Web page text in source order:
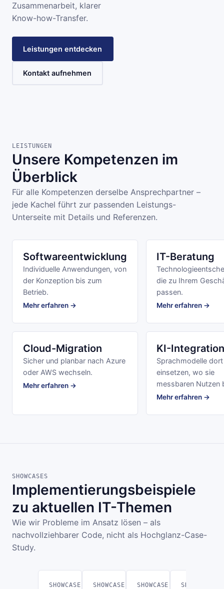
Zusammenarbeit, klarer
Know-how-Transfer.
Leistungen entdecken
Kontakt aufnehmen
LEISTUNGEN
Unsere Kompetenzen im
Überblick
Für alle Kompetenzen derselbe Ansprechpartner –
jede Kachel führt zur passenden Leistungs-
Unterseite mit Details und Referenzen.
Softwareentwicklung
Individuelle Anwendungen, von
der Konzeption bis zum
Betrieb.
Mehr erfahren →
IT-Beratung
die zu Ihrem
passen.
Mehr erfahren →
Cloud-Migration
Sicher und planbar nach Azure
oder AWS wechseln.
Mehr erfahren →
KI-
Sprachmodelle dort
einsetzen, wo sie
messbaren Nutzen
Mehr erfahren →
SHOWCASES
Implementierungsbeispiele
zu aktuellen IT-Themen
Wie wir Probleme im Ansatz lösen – als
nachvollziehbarer Code, nicht als Hochglanz-Case-
Study.
SHOWCASE SHOWCASE SHOWCASE SHOWCASE